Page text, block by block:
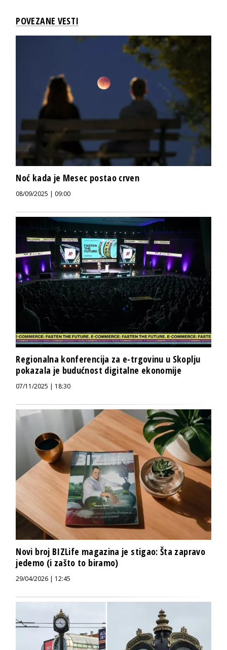
POVEZANE VESTI
Noć kada je Mesec postao crven
08/09/2025 | 09:00
Regionalna konferencija za e-trgovinu u Skoplju
pokazala je budućnost digitalne ekonomije
07/11/2025 | 18:30
Novi broj BIZLife magazina je stigao: Šta zapravo
jedemo (i zašto to biramo)
29/04/2026 | 12:45